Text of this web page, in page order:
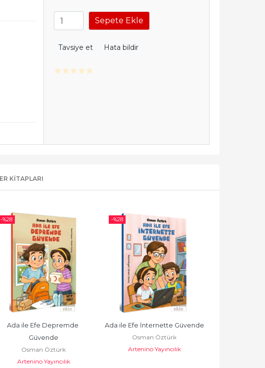
Sepete Ekle
Tavsiye et Hata bildir
KITAPLARI
-%28
Ada ile Efe Depremde
Güvende
Osman Öztürk
Artenino Yayıncılık
-%28
Ada ile Efe İnternette Güvende
Osman Öztürk
Artenino Yayıncılık